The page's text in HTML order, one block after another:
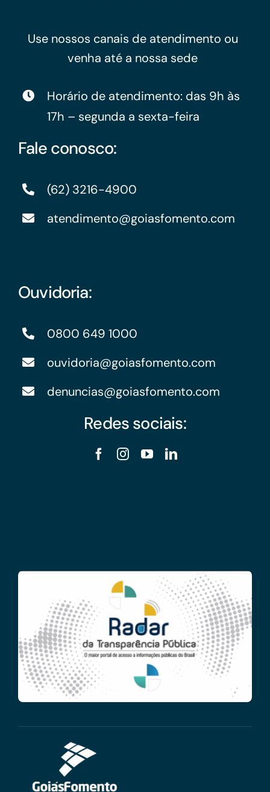
Use nossos canais de atendimento ou
venha até a nossa sede
Horário de atendimento: das 9h às
17h – segunda a sexta-feira
Fale conosco:
(62) 3216-4900
atendimento@goiasfomento.com
Ouvidoria:
0800 649 1000
ouvidoria@goiasfomento.com
denuncias@goiasfomento.com
Redes sociais: